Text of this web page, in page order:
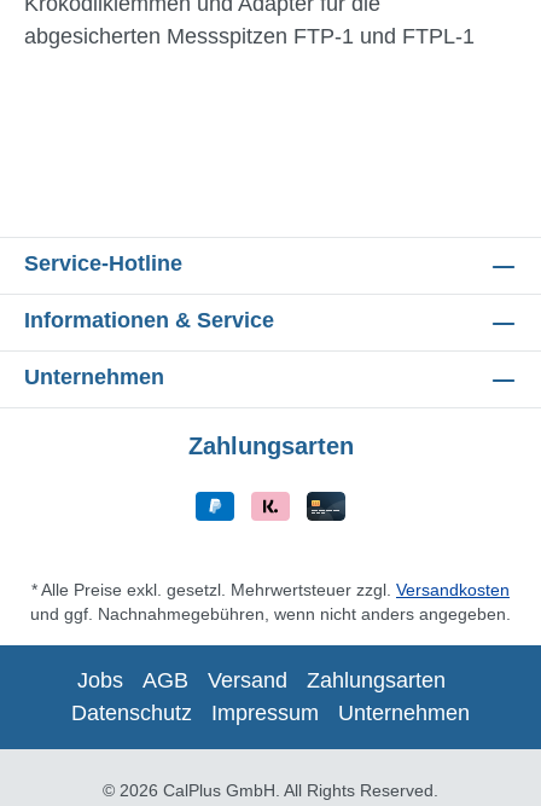
abgesicherten Messspitzen FTP-1 und FTPL-1
Service-Hotline
Informationen & Service
Unternehmen
Zahlungsarten
* Alle Preise exkl. gesetzl. Mehrwertsteuer zzgl. Versandkosten
und ggf. Nachnahmegebühren, wenn nicht anders angegeben.
Jobs AGB Versand
Zahlungsarten
Datenschutz
Impressum Unternehmen
© 2026 CalPlus GmbH. All Rights Reserved.